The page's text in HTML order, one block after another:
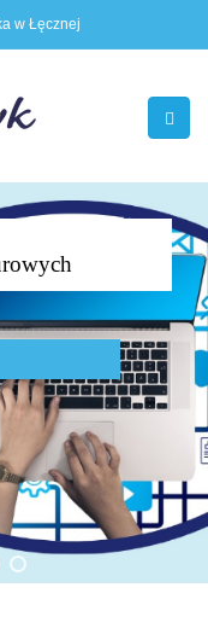
w Łęcznej